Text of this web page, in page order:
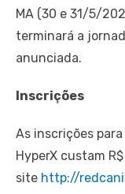
MA (30 e 31/5/
terminará a
anunciada.
Inscrições
As inscrições
HyperX custam
site http://